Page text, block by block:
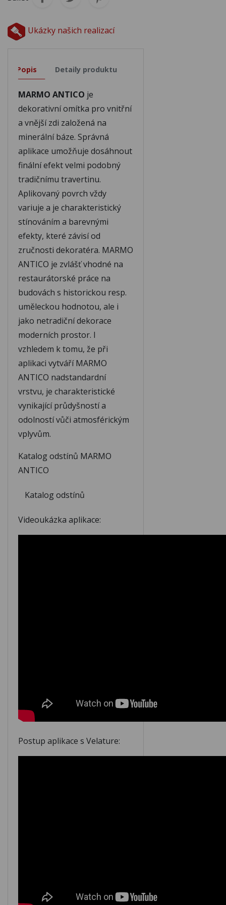
T521 T522
Ukázky našich realizací
Popis Detaily produktu
MARMO ANTICO je
dekorativní omítka pro vnitřní
a vnější zdi založená na
minerální báze. Správná
aplikace umožňuje dosáhnout
finální efekt velmi podobný
tradičnímu travertinu.
Aplikovaný povrch vždy
variuje a je charakteristický
stínováním a barevnými
efekty, které závisí od
zručnosti dekoratéra. MARMO
ANTICO je zvlášť vhodné na
restaurátorské práce na
budovách s historickou resp.
uměleckou hodnotou, ale i
jako netradiční dekorace
moderních prostor. I
vzhledem k tomu, že při
aplikaci vytváří MARMO
ANTICO nadstandardní
vrstvu, je charakteristické
vynikající průdyšností a
odolností vůči atmosférickým
vplyvům.
Katalog odstínů MARMO
ANTICO
Katalog odstínů
Videoukázka aplikace:
Postup aplikace s Velature: